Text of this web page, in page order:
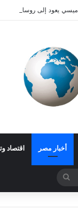
ميسي يعود إلى روساريو في
أخبار مصر اقتصاد
بحث
عن